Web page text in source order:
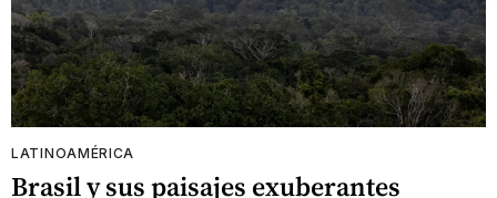
LATINOAMÉRICA
Brasil y sus paisajes exuberantes